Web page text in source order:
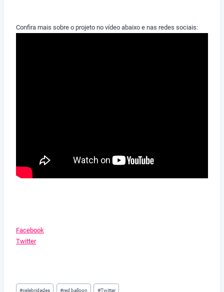
Confira mais sobre o projeto no vídeo abaixo e nas redes sociais:
Facebook
Twitter
Tags
#celebridades #red balloon #Twitter